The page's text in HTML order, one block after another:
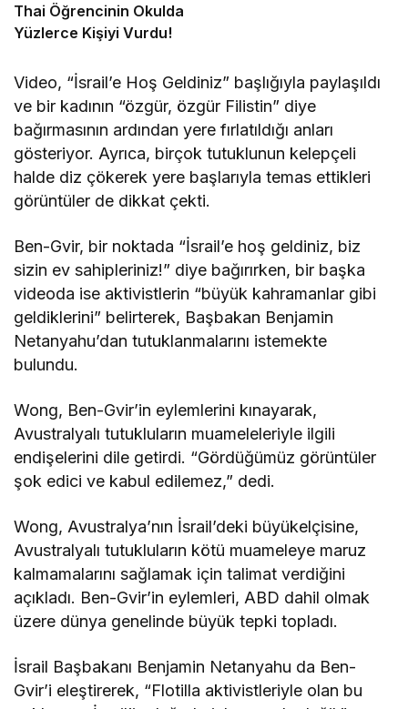
Thai Öğrencinin Okulda
Yüzlerce Kişiyi Vurdu!
Video, “İsrail’e Hoş Geldiniz” başlığıyla paylaşıldı
ve bir kadının “özgür, özgür Filistin” diye
bağırmasının ardından yere fırlatıldığı anları
gösteriyor. Ayrıca, birçok tutuklunun kelepçeli
halde diz çökerek yere başlarıyla temas ettikleri
görüntüler de dikkat çekti.
Ben-Gvir, bir noktada “İsrail’e hoş geldiniz, biz
sizin ev sahipleriniz!” diye bağırırken, bir başka
videoda ise aktivistlerin “büyük kahramanlar gibi
geldiklerini” belirterek, Başbakan Benjamin
Netanyahu’dan tutuklanmalarını istemekte
bulundu.
Wong, Ben-Gvir’in eylemlerini kınayarak,
Avustralyalı tutukluların muameleleriyle ilgili
endişelerini dile getirdi. “Gördüğümüz görüntüler
şok edici ve kabul edilemez,” dedi.
Wong, Avustralya’nın İsrail’deki büyükelçisine,
Avustralyalı tutukluların kötü muameleye maruz
kalmamalarını sağlamak için talimat verdiğini
açıkladı. Ben-Gvir’in eylemleri, ABD dahil olmak
üzere dünya genelinde büyük tepki topladı.
İsrail Başbakanı Benjamin Netanyahu da Ben-
Gvir’i eleştirerek, “Flotilla aktivistleriyle olan bu